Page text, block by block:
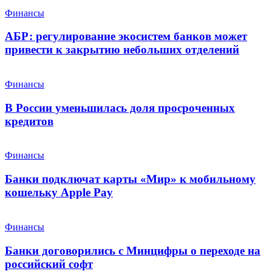
Финансы
АБР: регулирование экосистем банков может
привести к закрытию небольших отделений
Финансы
В России уменьшилась доля просроченных
кредитов
Финансы
Банки подключат карты «Мир» к мобильному
кошельку Apple Pay
Финансы
Банки договорились с Минцифры о переходе на
российский софт